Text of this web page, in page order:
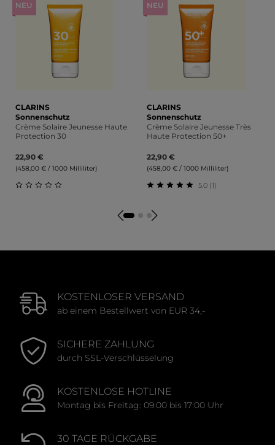
NEU
CLARINS
Sonnenschutz
Crème Solaire Jeunesse Haute
Protection 30
22,90 €
(458,00 € / 1000 Milliliter)
NEU
CLARINS
Sonnenschutz
Crème Solaire Jeunesse Très
Haute Protection 50+
22,90 €
(458,00 € / 1000 Milliliter)
5.0 (1)
KOSTENLOSER VERSAND
ab einem Bestellwert von EUR 34,-
SICHERE ZAHLUNG
durch SSL-Verschlüsselung
KOSTENLOSE HOTLINE
Montag bis Freitag: 09:00 bis 17:00 Uhr
30 TAGE RÜCKGABE